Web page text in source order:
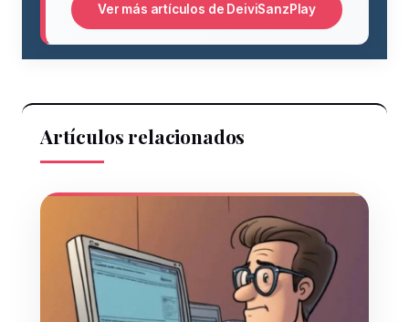
Ver más artículos de DeiviSanzPlay
Artículos relacionados